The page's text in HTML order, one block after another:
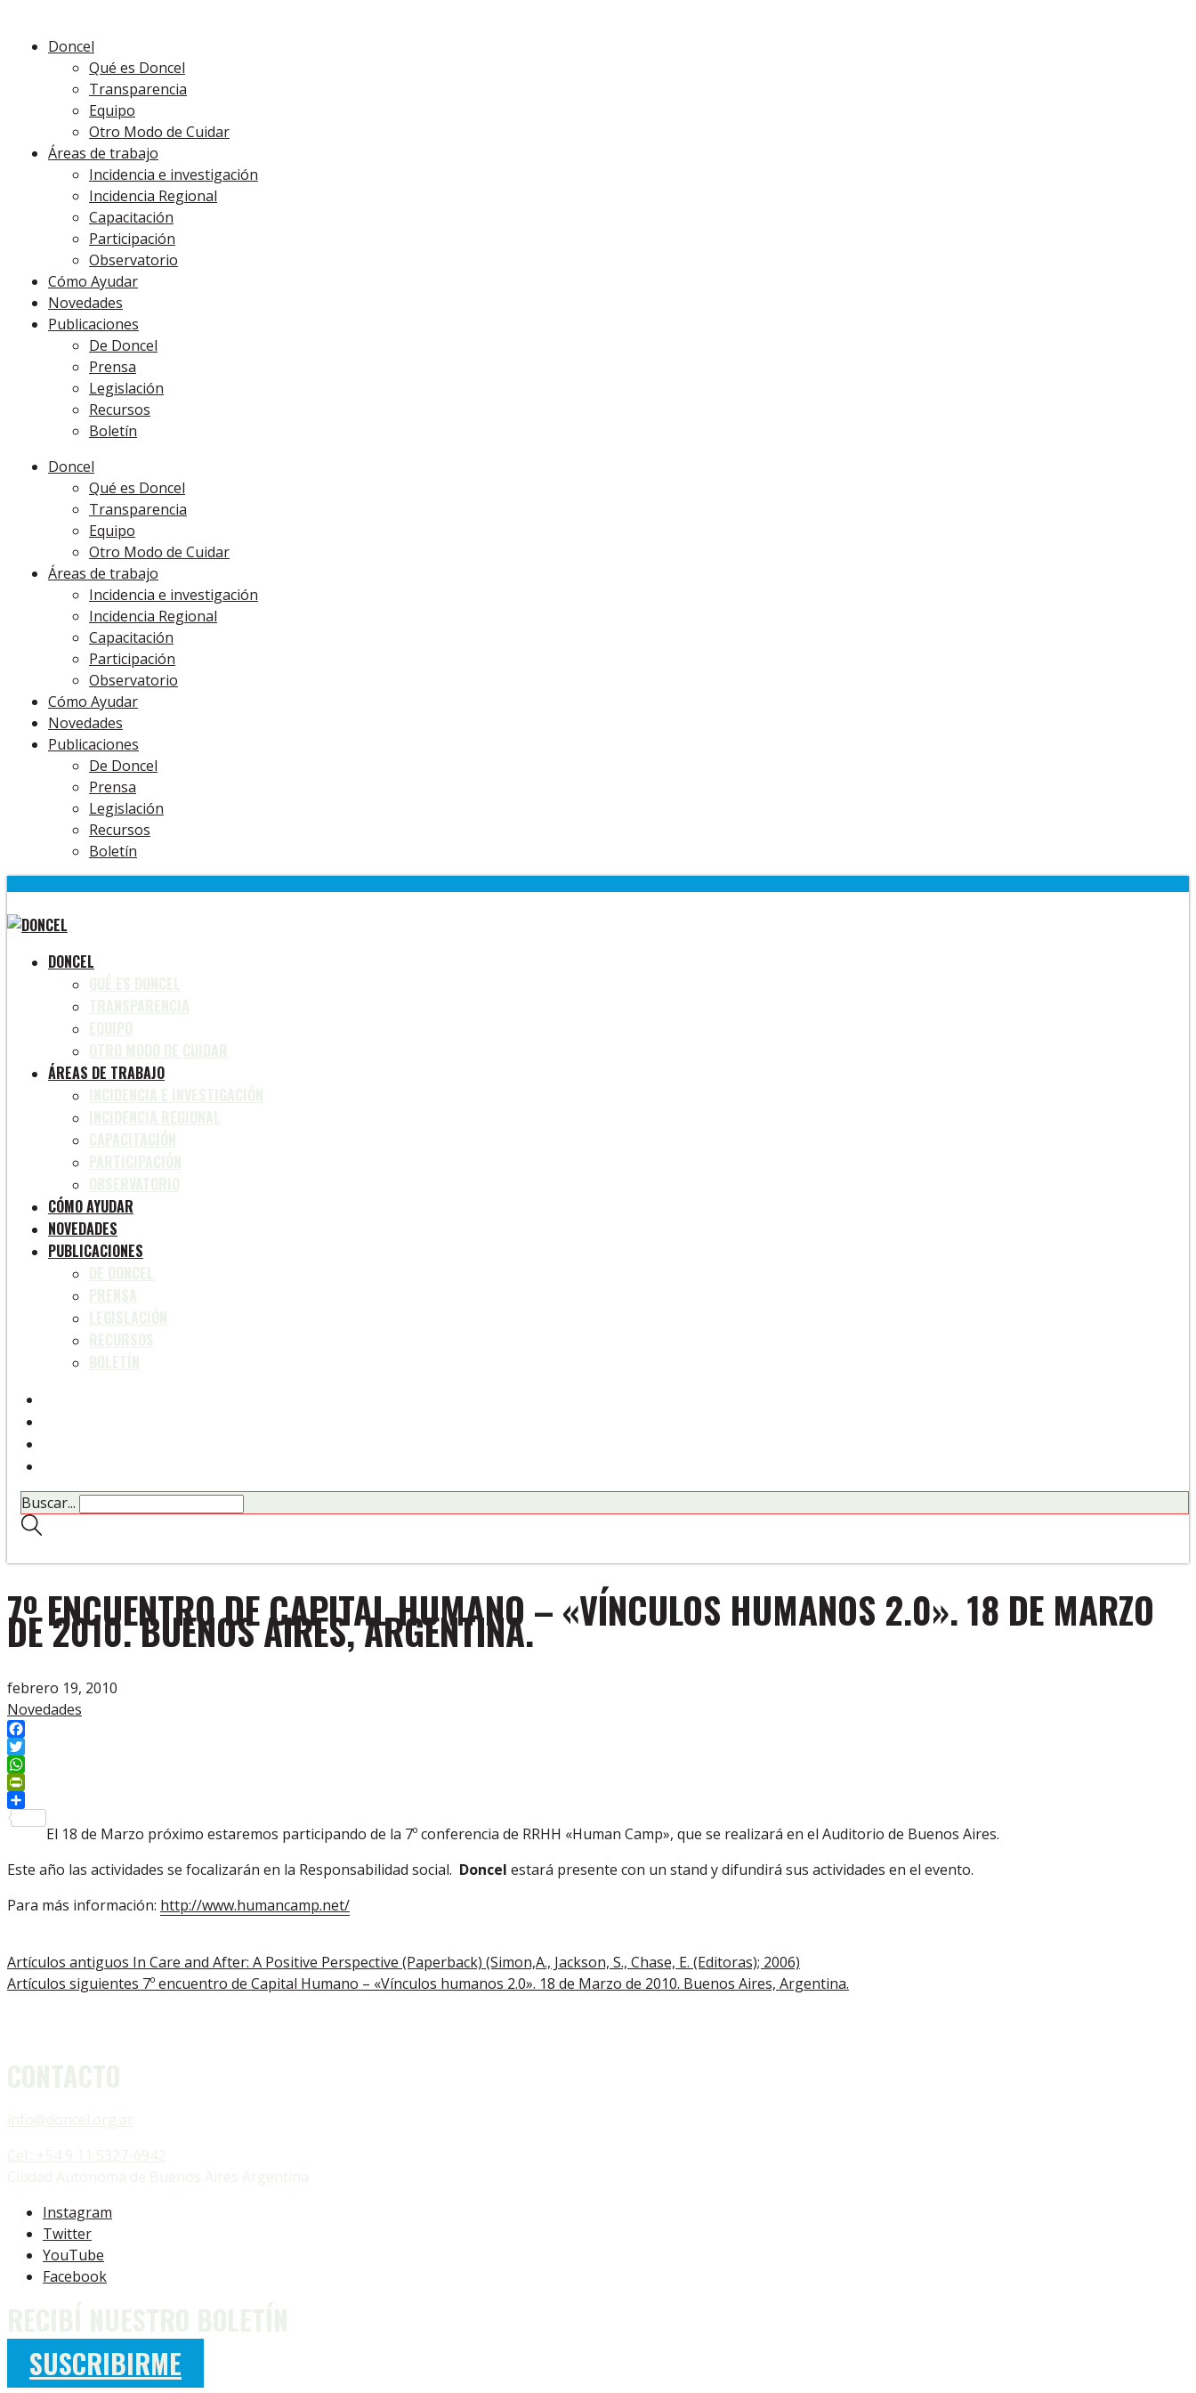
Doncel
Qué es Doncel
Transparencia
Equipo
Otro Modo de Cuidar
Áreas de trabajo
Incidencia e investigación
Incidencia Regional
Capacitación
Participación
Observatorio
Cómo Ayudar
Novedades
Publicaciones
De Doncel
Prensa
Legislación
Recursos
Boletín
Doncel
Qué es Doncel
Transparencia
Equipo
Otro Modo de Cuidar
Áreas de trabajo
Incidencia e investigación
Incidencia Regional
Capacitación
Participación
Observatorio
Cómo Ayudar
Novedades
Publicaciones
De Doncel
Prensa
Legislación
Recursos
Boletín
DONCEL
ÁREAS DE TRABAJO
CÓMO AYUDAR
NOVEDADES
PUBLICACIONES
Buscar...
7º ENCUENTRO DE CAPITAL HUMANO – «VÍNCULOS HUMANOS 2.0». 18 DE MARZO
DE 2010. BUENOS AIRES, ARGENTINA.
febrero 19, 2010
Novedades
Facebook
Twitter
WhatsApp
PrintFriendly
El 18 de Marzo próximo estaremos participando de la 7º conferencia de RRHH «Human Camp», que se realizará en el Auditorio de Buenos Aires.
Este año las actividades se focalizarán en la Responsabilidad social. Doncel estará presente con un stand y difundirá sus actividades en el evento.
Para más información: http://www.humancamp.net/
Artículos antiguos In Care and After: A Positive Perspective (Paperback) (Simon,A., Jackson, S., Chase, E. (Editoras); 2006)
Artículos siguientes 7º encuentro de Capital Humano – «Vínculos humanos 2.0». 18 de Marzo de 2010. Buenos Aires, Argentina.
Instagram
Twitter
YouTube
Facebook
SUSCRIBIRME